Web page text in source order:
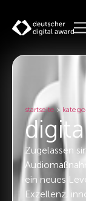
startseite>
Zugelassen
ein neues
Exzellenz,